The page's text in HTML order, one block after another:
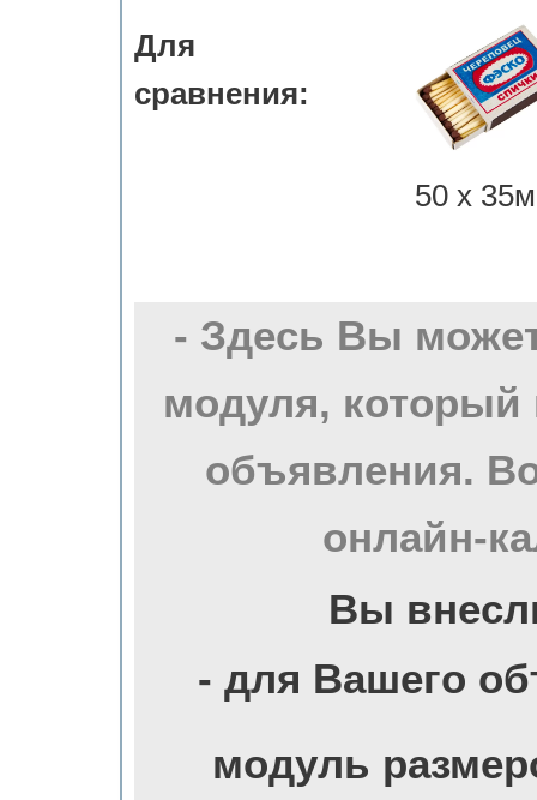
Для
сравнения:
50 х
- Здесь Вы
модуля, который
объявления.
онлайн-
Вы
- для Вашего
модуль